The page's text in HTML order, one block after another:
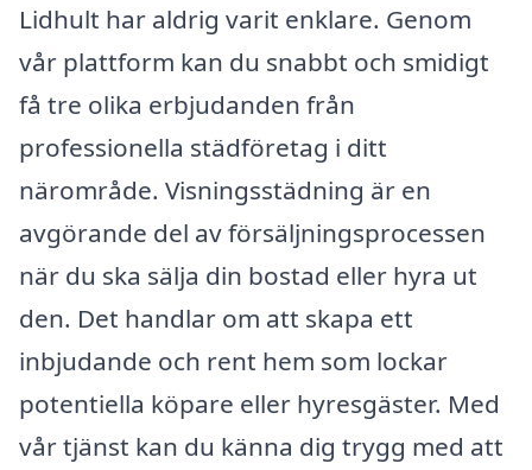
Lidhult har aldrig varit enklare. Genom
vår plattform kan du snabbt och smidigt
få tre olika erbjudanden från
professionella städföretag i ditt
närområde. Visningsstädning är en
avgörande del av försäljningsprocessen
när du ska sälja din bostad eller hyra ut
den. Det handlar om att skapa ett
inbjudande och rent hem som lockar
potentiella köpare eller hyresgäster. Med
vår tjänst kan du känna dig trygg med att